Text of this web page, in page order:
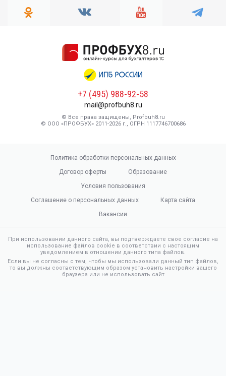
+7 (495) 988-92-58
mail@profbuh8.ru
© Все права защищены, Profbuh8.ru
© ООО «ПРОФБУХ» 2011-2026 г., ОГРН 1117746700686
Политика обработки персональных данных
Договор оферты
Образование
Условия пользования
Соглашение о персональных данных
Карта сайта
Вакансии
При использовании данного сайта, вы подтверждаете свое согласие на
использование файлов cookie в соответствии с настоящим
уведомлением в отношении данного типа файлов.
Если вы не согласны с тем, чтобы мы использовали данный тип файлов,
то вы должны соответствующим образом установить настройки вашего
браузера или не использовать сайт